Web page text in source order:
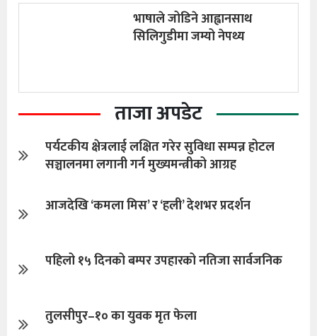
भाषाले जोडिने आह्वानसाथ
सिलिगुडीमा जम्यो नेपथ्य
ताजा अपडेट
पर्यटकीय क्षेत्रलाई लक्षित गरेर सुविधा सम्पन्न होटल
सञ्चालनमा लगानी गर्न मुख्यमन्त्रीको आग्रह
आजदेखि ‘कमला मिस’ र ‘हली’ देशभर प्रदर्शन
पहिलो १५ दिनको बम्पर उपहारको नतिजा सार्वजनिक
तुलसीपुर–१० का युवक मृत फेला